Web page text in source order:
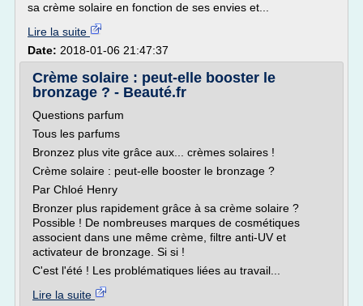
sa crème solaire en fonction de ses envies et...
Lire la suite
Date: 2018-01-06 21:47:37
Crème solaire : peut-elle booster le
bronzage ? - Beauté.fr
Questions parfum
Tous les parfums
Bronzez plus vite grâce aux... crèmes solaires !
Crème solaire : peut-elle booster le bronzage ?
Par Chloé Henry
Bronzer plus rapidement grâce à sa crème solaire ?
Possible ! De nombreuses marques de cosmétiques
associent dans une même crème, filtre anti-UV et
activateur de bronzage. Si si !
C'est l'été ! Les problématiques liées au travail...
Lire la suite